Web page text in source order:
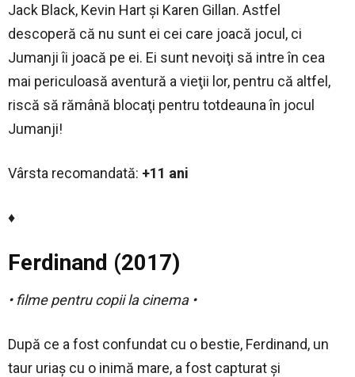
Jack Black, Kevin Hart şi Karen Gillan. Astfel
descoperă că nu sunt ei cei care joacă jocul, ci
Jumanji îi joacă pe ei. Ei sunt nevoiţi să intre în cea
mai periculoasă aventură a vieţii lor, pentru că altfel,
riscă să rămână blocaţi pentru totdeauna în jocul
Jumanji!
Vârsta recomandată: +11 ani
♦
Ferdinand (2017)
• filme pentru copii la cinema •
După ce a fost confundat cu o bestie, Ferdinand, un
taur uriaș cu o inimă mare, a fost capturat și